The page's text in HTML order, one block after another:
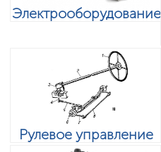
Электрооборудование
Рулевое управление